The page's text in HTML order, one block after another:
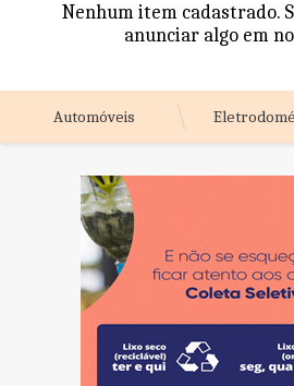
Nenhum item cadastrado.
anunciar algo em
Automóveis